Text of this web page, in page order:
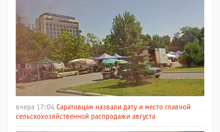
вчера 17:04 Саратовцам назвали дату и место главной
сельскохозяйственной распродажи августа